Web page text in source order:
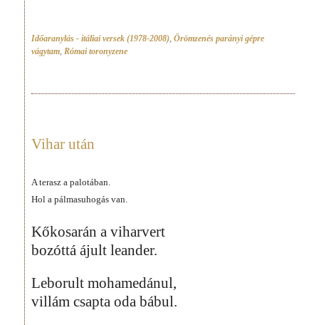
Időaranylás - itáliai versek (1978-2008) Örömzenés parányi gépre
vágytam Római toronyzene
Vihar után
A terasz a palotában.
Hol a pálmasuhogás van.
Kőkosarán a viharvert
bozóttá ájult leander.
Leborult mohamedánul,
villám csapta oda bábul.